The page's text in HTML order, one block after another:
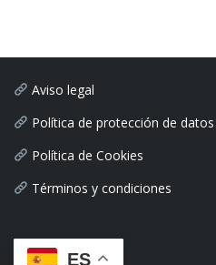
Aviso legal
Política de protección de datos
Política de Cookies
Términos y condiciones
ES